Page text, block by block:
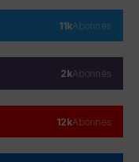
11kAbonnés
2kAbonnés
12kAbonnés